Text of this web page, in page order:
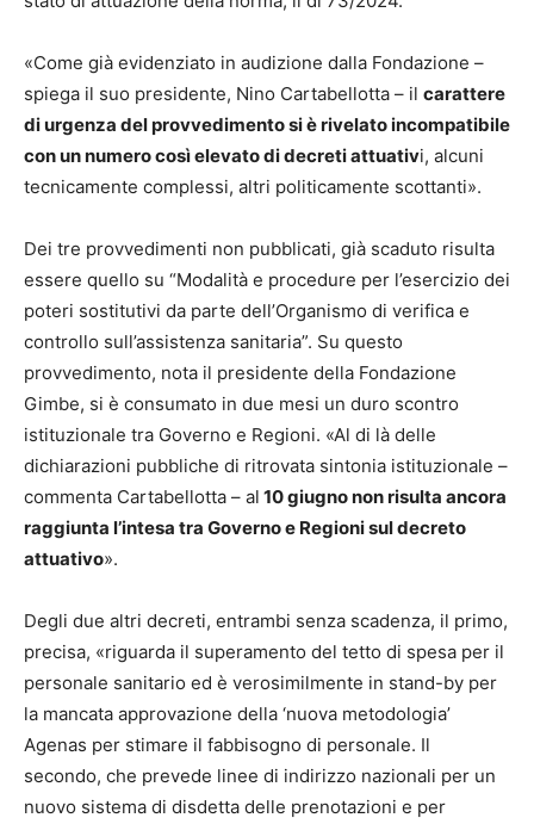
«Come già evidenziato in audizione dalla Fondazione –
spiega il suo presidente, Nino Cartabellotta – il carattere
di urgenza del provvedimento si è rivelato incompatibile
con un numero così elevato di decreti attuativi, alcuni
tecnicamente complessi, altri politicamente scottanti».
Dei tre provvedimenti non pubblicati, già scaduto risulta
essere quello su “Modalità e procedure per l’esercizio dei
poteri sostitutivi da parte dell’Organismo di verifica e
controllo sull’assistenza sanitaria”. Su questo
provvedimento, nota il presidente della Fondazione
Gimbe, si è consumato in due mesi un duro scontro
istituzionale tra Governo e Regioni. «Al di là delle
dichiarazioni pubbliche di ritrovata sintonia istituzionale –
commenta Cartabellotta – al 10 giugno non risulta ancora
raggiunta l’intesa tra Governo e Regioni sul decreto
attuativo».
Degli due altri decreti, entrambi senza scadenza, il primo,
precisa, «riguarda il superamento del tetto di spesa per il
personale sanitario ed è verosimilmente in stand-by per
la mancata approvazione della ‘nuova metodologia’
Agenas per stimare il fabbisogno di personale. Il
secondo, che prevede linee di indirizzo nazionali per un
nuovo sistema di disdetta delle prenotazioni e per